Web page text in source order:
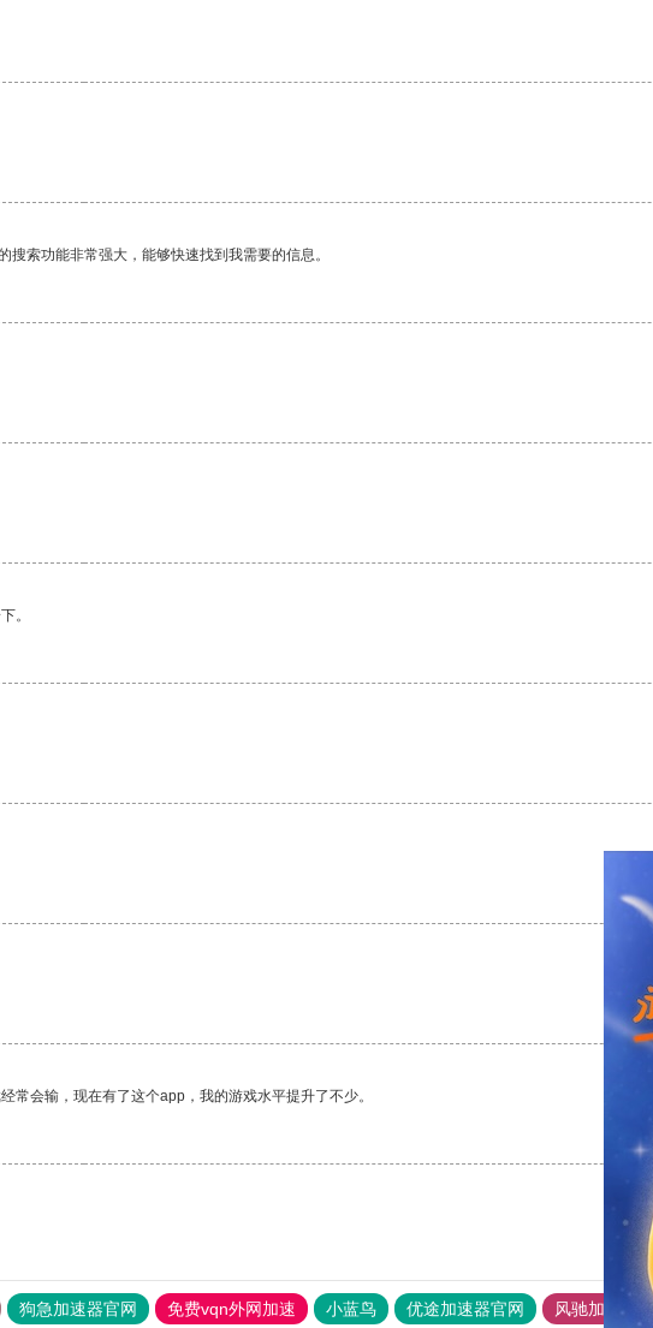
索功能非常强大，能够快速找到我需要的信息。
。
会输，现在有了这个app，我的游戏水平提升了不少。
狗急加速器官网 免费vqn外网加速 小蓝鸟 优途加速器官网 风驰加速器